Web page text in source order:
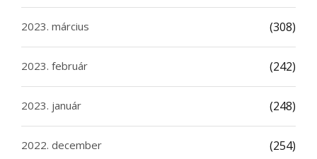
2023. március (308)
2023. február (242)
2023. január (248)
2022. december (254)